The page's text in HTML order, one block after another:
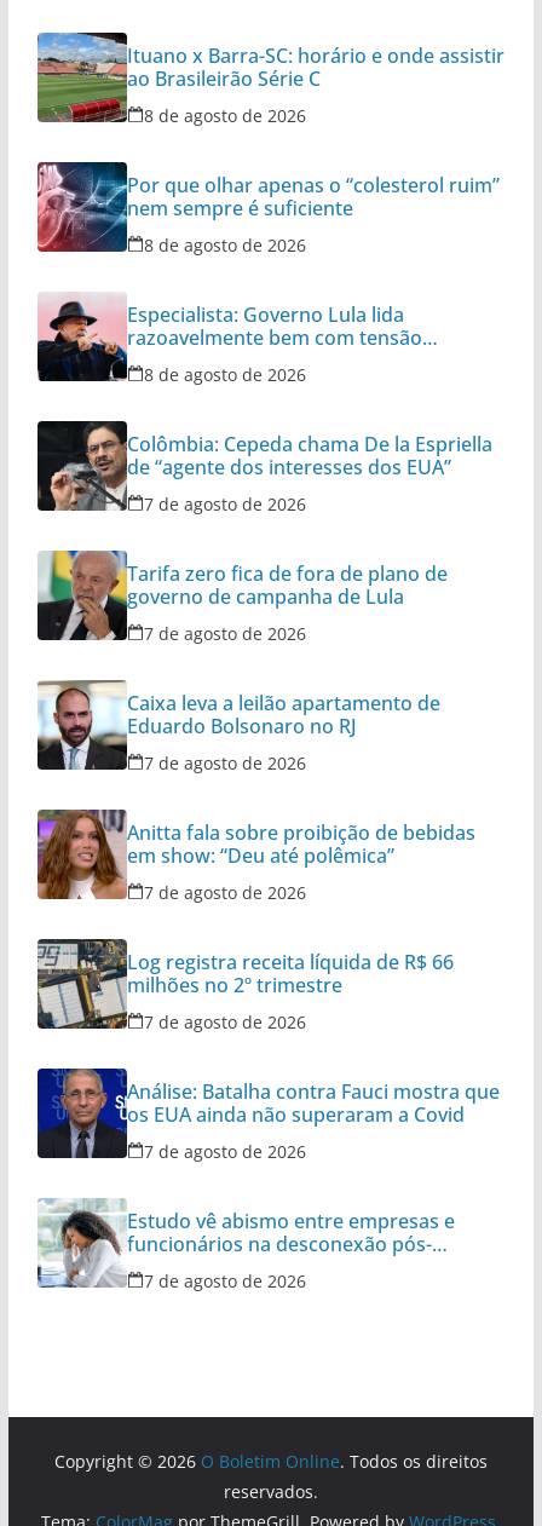
Ituano x Barra-SC: horário e onde assistir
ao Brasileirão Série C
8 de agosto de 2026
Por que olhar apenas o “colesterol ruim”
nem sempre é suficiente
8 de agosto de 2026
Especialista: Governo Lula lida
razoavelmente bem com tensão
diplomática
8 de agosto de 2026
Colômbia: Cepeda chama De la Espriella
de “agente dos interesses dos EUA”
7 de agosto de 2026
Tarifa zero fica de fora de plano de
governo de campanha de Lula
7 de agosto de 2026
Caixa leva a leilão apartamento de
Eduardo Bolsonaro no RJ
7 de agosto de 2026
Anitta fala sobre proibição de bebidas
em show: “Deu até polêmica”
7 de agosto de 2026
Log registra receita líquida de R$ 66
milhões no 2º trimestre
7 de agosto de 2026
Análise: Batalha contra Fauci mostra que
os EUA ainda não superaram a Covid
7 de agosto de 2026
Estudo vê abismo entre empresas e
funcionários na desconexão pós-
expediente
7 de agosto de 2026
Copyright © 2026 O Boletim Online. Todos os direitos
reservados.